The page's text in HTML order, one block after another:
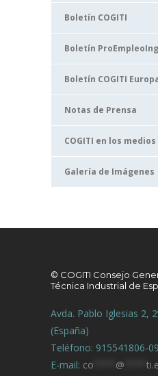
Boletín COGITI
Boletín
Boletín COGITI
Notas de Prensa
COGITI en los medios
Galería de Imágenes
© COGITI Consejo
Técnica Industrial de
Avda. Pablo Iglesias 2,
(España)
Teléfono: 915541806-
E-mail: co @